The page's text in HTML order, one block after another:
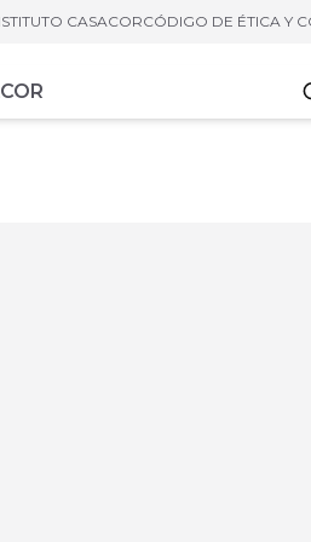
CASACORCÓDIGO DE ÉTICA Y